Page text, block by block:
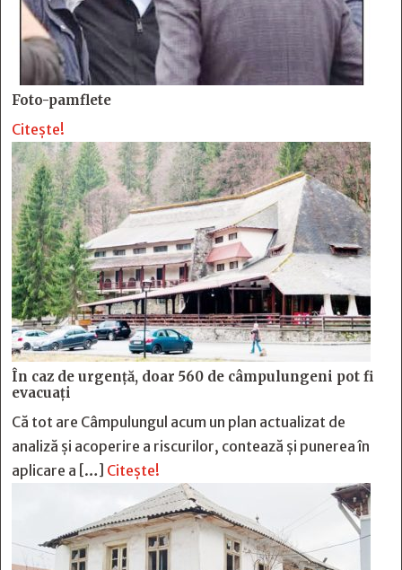
Foto-pamflete
Citește!
În caz de urgență, doar 560 de câmpulungeni pot fi
evacuați
Că tot are Câmpulungul acum un plan actualizat de
analiză și acoperire a riscurilor, contează și punerea în
aplicare a […] Citește!